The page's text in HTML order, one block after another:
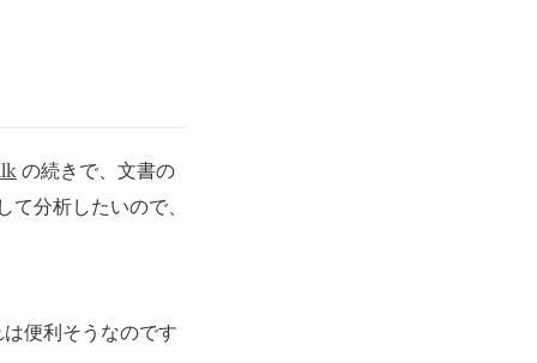
の続きで、文書の
分析したいので、
便利そうなのです